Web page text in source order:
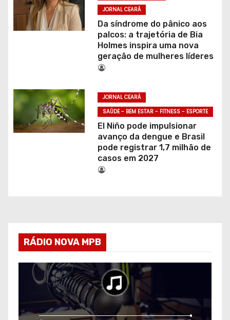
JORNAL CEARÁ
Da síndrome do pânico aos
palcos: a trajetória de Bia
Holmes inspira uma nova
geração de mulheres líderes
JORNAL CEARÁ
SAÚDE - BEM ESTAR - FITNESS - ESPORTE
El Niño pode impulsionar
avanço da dengue e Brasil
pode registrar 1,7 milhão de
casos em 2027
RÁDIO NOVA MPB